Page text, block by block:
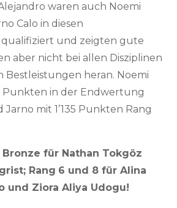
waren auch Noemi
Calo in diesen
und zeigten gute
aber nicht bei allen Disziplinen
Bestleistungen heran. Noemi
Punkten in der Endwertung
Jarno mit 1’135 Punkten Rang
für Nathan Tokgöz
Rang 6 und 8 für Alina
und Ziora Aliya Udogu!